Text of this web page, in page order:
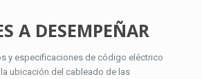
A DESEMPEÑAR
y especificaciones de código eléctrico
ubicación del cableado de las